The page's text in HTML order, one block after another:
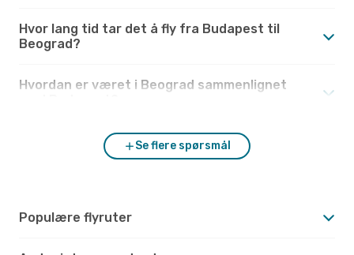
Hvor lang tid tar det å fly fra Budapest til
Beograd?
Hvordan er været i Beograd sammenlignet
Se flere spørsmål
Populære flyruter